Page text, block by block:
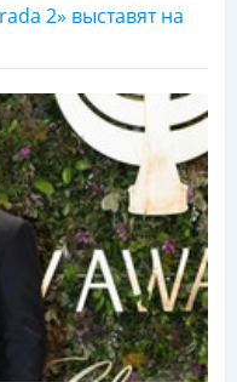
2» выставят на